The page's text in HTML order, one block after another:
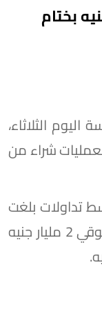
2 مليار جنيه بختام
الثلاثاء،
شراء من
تداولات بلغت
10.5 مليار جنيه، وربح رأس المال السوقي 2 مليار جنيه